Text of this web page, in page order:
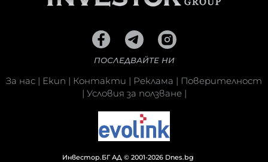
ПОСЛЕДВАЙТЕ НИ
За нас | Екип | Контакти | Реклама | Поверителност
| Условия за ползване|
Инвестор.БГ АД © 2001-2026 Dnes.bg